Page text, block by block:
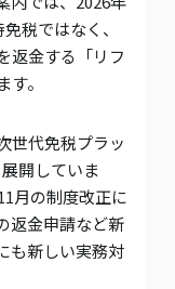
税ではなく、
返金する「リフ
。
世代免税プラッ
開していま
月の制度改正に
返金申請など新
も新しい実務対